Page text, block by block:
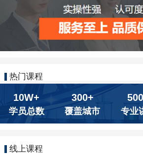
热门课程
10W+
学员总数
300+
覆盖城市 专业
线上课程